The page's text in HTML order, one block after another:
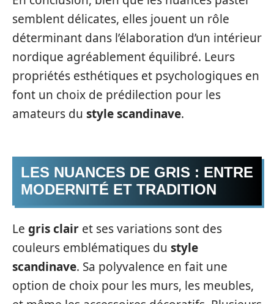
semblent délicates, elles jouent un rôle
déterminant dans l’élaboration d’un intérieur
nordique agréablement équilibré. Leurs
propriétés esthétiques et psychologiques en
font un choix de prédilection pour les
amateurs du style scandinave.
LES NUANCES DE GRIS : ENTRE
MODERNITÉ ET TRADITION
Le gris clair et ses variations sont des
couleurs emblématiques du style
scandinave. Sa polyvalence en fait une
option de choix pour les murs, les meubles,